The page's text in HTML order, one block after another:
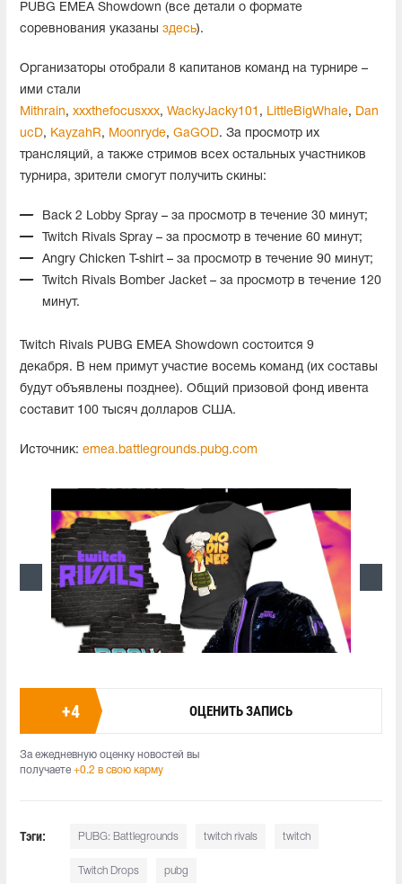
PUBG EMEA Showdown (все детали о формате
соревнования указаны здесь).
Организаторы отобрали 8 капитанов команд на турнире –
ими стали
Mithrain, xxxthefocusxxx, WackyJacky101 , LittleBigWhale, Dan
ucD, KayzahR, Moonryde, GaGOD. За просмотр их
трансляций, а также стримов всех остальных участников
турнира, зрители смогут получить скины:
Back 2 Lobby Spray – за просмотр в течение 30 минут;
Twitch Rivals Spray – за просмотр в течение 60 минут;
Angry Chicken T-shirt – за просмотр в течение 90 минут;
Twitch Rivals Bomber Jacket – за просмотр в течение 120
минут.
Twitch Rivals PUBG EMEA Showdown состоится 9
декабря. В нем примут участие восемь команд (их составы
будут объявлены позднее). Общий призовой фонд ивента
составит 100 тысяч долларов США.
Источник: emea.battlegrounds.pubg.com
+4 ОЦЕНИТЬ ЗАПИСЬ
За ежедневную оценку новостей вы
получаете +0.2 в свою карму
Тэги: PUBG: Battlegrounds twitch rivals twitch
Twitch Drops pubg